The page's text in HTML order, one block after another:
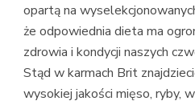
opartą na
że odpowiednia dieta ma
zdrowia i kondycji naszych
Stąd w karmach Brit
wysokiej jakości mięso, ryby,